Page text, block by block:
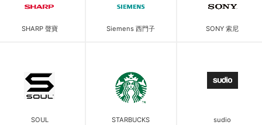
SHARP 聲寶 Siemens 西門子 SONY 索尼
SOUL STARBUCKS sudio